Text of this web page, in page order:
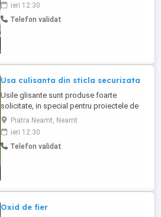
taie respiratia, pattern-uri fanteziste sau
fotografii in care ati surprins cele mai
ieri 12:30
Telefon validat
Usa culisanta din sticla securizata
Usile glisante sunt produse foarte
solicitate, in special pentru proiectele de
amenajarea spatilor inguste, atunci cand
usile batante au marele inconvenient de a
lua mult din spatiul util. In acelasi timp
opteaza pentru usi glisante din sticla
Piatra Neamt, Neamt
ieri 12:30
Telefon validat
Oxid de fier